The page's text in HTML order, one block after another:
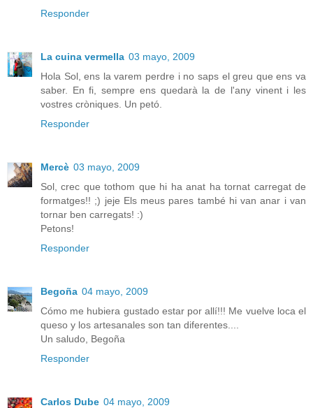
Responder
La cuina vermella 03 mayo, 2009
Hola Sol, ens la varem perdre i no saps el greu que ens va
saber. En fi, sempre ens quedarà la de l'any vinent i les
vostres cròniques. Un petó.
Responder
Mercè 03 mayo, 2009
Sol, crec que tothom que hi ha anat ha tornat carregat de
formatges!! ;) jeje Els meus pares també hi van anar i van
tornar ben carregats! :)
Petons!
Responder
Begoña 04 mayo, 2009
Cómo me hubiera gustado estar por allí!!! Me vuelve loca el
queso y los artesanales son tan diferentes....
Un saludo, Begoña
Responder
Carlos Dube 04 mayo, 2009